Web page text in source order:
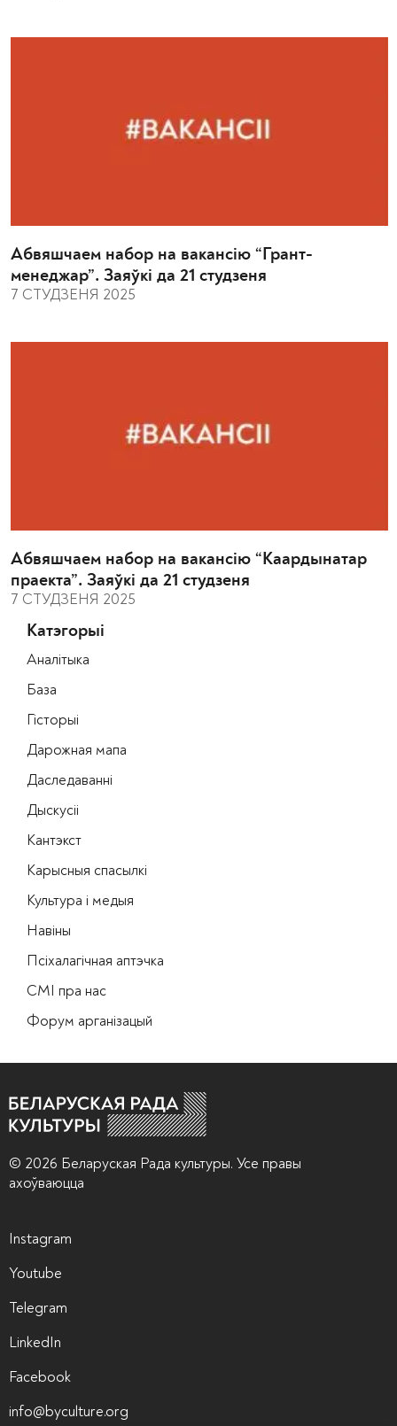
Абвяшчаем набор на вакансію “Грант-
менеджар”. Заяўкі да 21 студзеня
7 СТУДЗЕНЯ 2025
Абвяшчаем набор на вакансію “Каардынатар
праекта”. Заяўкі да 21 студзеня
7 СТУДЗЕНЯ 2025
Катэгорыі
Аналітыка
База
Гісторыі
Дарожная мапа
Даследаванні
Дыскусіі
Кантэкст
Карысныя спасылкі
Культура і медыя
Навіны
Псіхалагічная аптэчка
СМІ пра нас
Форум арганізацый
© 2026 Беларуская Рада культуры. Усе правы
ахоўваюцца
Instagram
Youtube
Telegram
LinkedIn
Facebook
info@byculture.org